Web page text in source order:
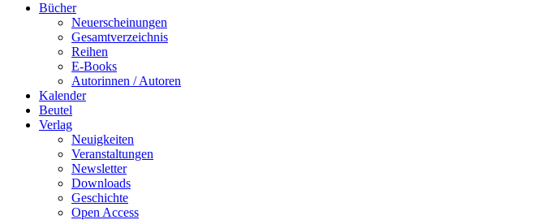
Bücher
Neuerscheinungen
Gesamtverzeichnis
Reihen
E-Books
Autorinnen / Autoren
Kalender
Beutel
Verlag
Neuigkeiten
Veranstaltungen
Newsletter
Downloads
Geschichte
Open Access